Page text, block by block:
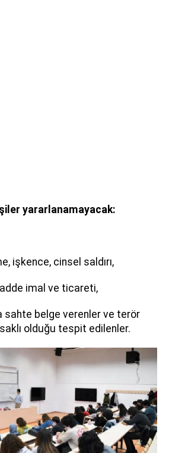
yararlanamayacak:
işkence, cinsel saldırı,
imal ve ticareti,
sahte belge verenler ve terör
olduğu tespit edilenler.